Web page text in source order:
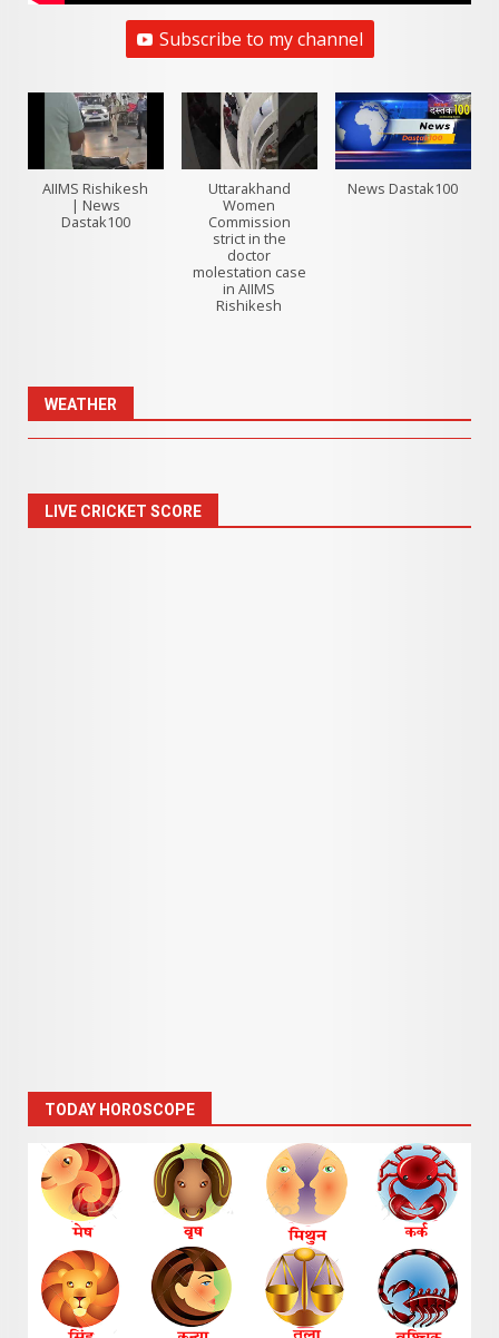
Subscribe to my channel
AIIMS Rishikesh
| News
Dastak100
Uttarakhand
Women
Commission
strict in the
doctor
molestation case
in AIIMS
Rishikesh
News Dastak100
WEATHER
LIVE CRICKET SCORE
TODAY HOROSCOPE